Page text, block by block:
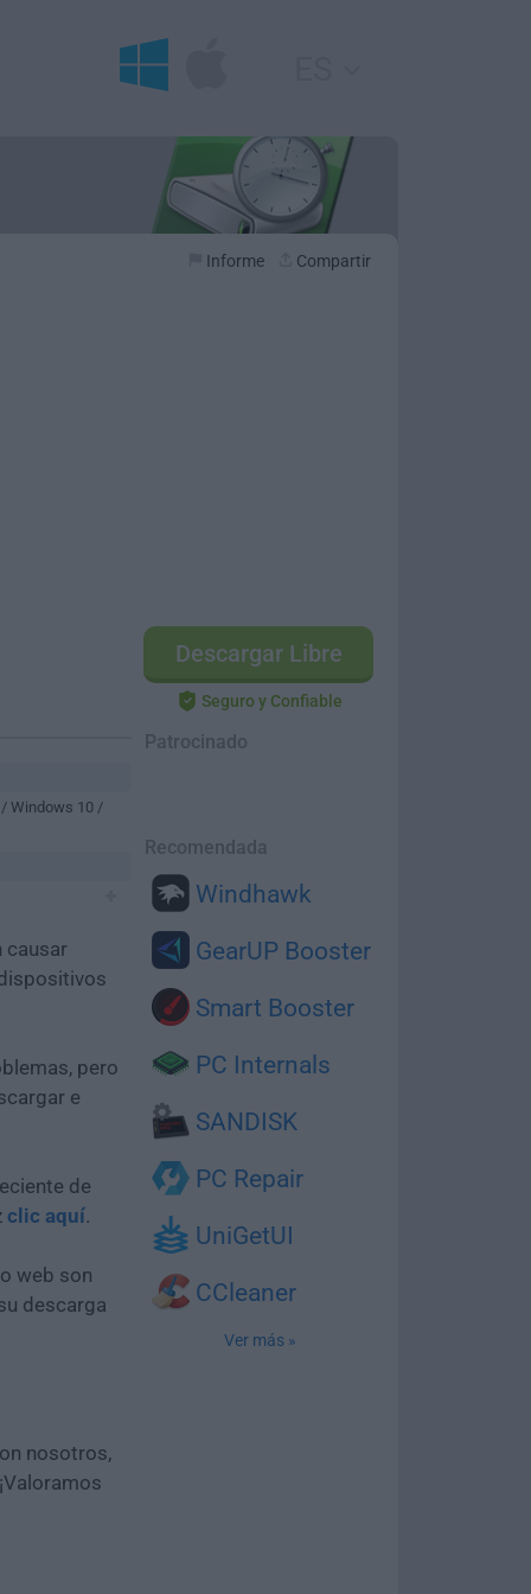
Informe Compartir
Descargar Libre
Seguro y Confiable
Patrocinado
Recomendada
Windhawk
GearUP Booster
Smart Booster
PC Internals
SANDISK
PC Repair
UniGetUI
CCleaner
Ver más »
Windows 10 /
causar
pero
e
de
clic aquí.
web son
descarga
nosotros,